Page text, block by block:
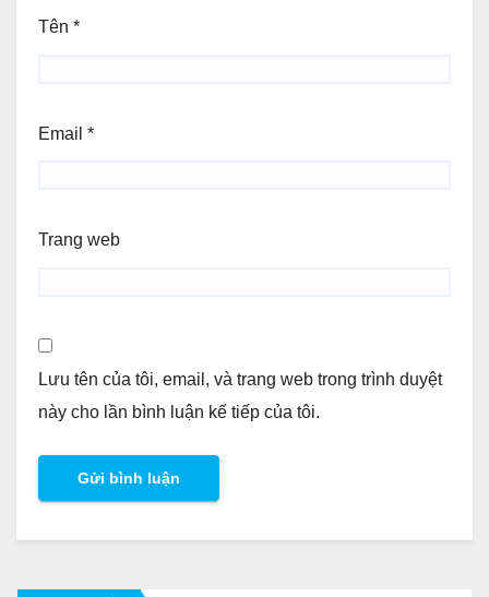
Tên *
Email *
Trang web
Lưu tên của tôi, email, và trang web trong trình duyệt
này cho lần bình luận kế tiếp của tôi.